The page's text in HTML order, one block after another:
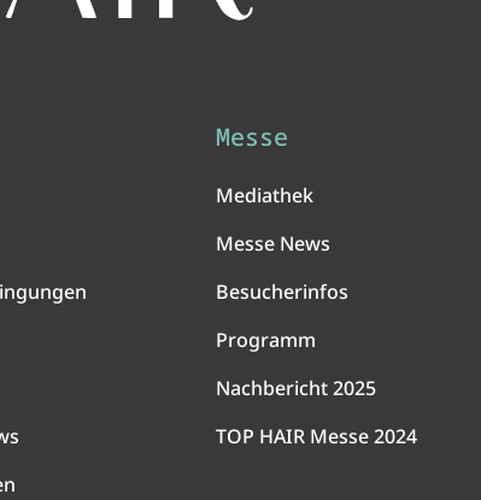
Messe
Mediathek
Messe News
Besucherinfos
Programm
Nachbericht 2025
TOP HAIR Messe 2024